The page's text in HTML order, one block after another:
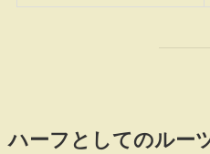
ハーフとしてのルー